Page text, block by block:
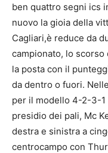
ben quattro segni ics
nuovo la gioia della
Cagliari,è reduce da
campionato, lo
la posta con il
da dentro o fuori.
per il modello 4-2-3-1
presidio dei pali, Mc
destra e sinistra a
centrocampo con